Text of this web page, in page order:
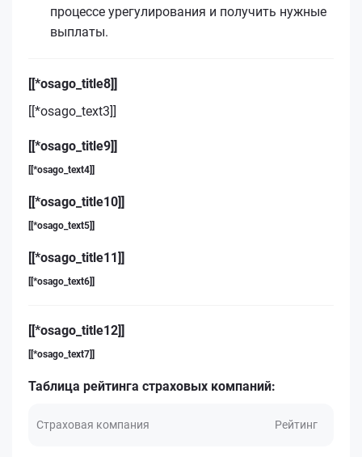
процессе урегулирования и получить нужные
выплаты.
[[*osago_title8]]
[[*osago_text3]]
[[*osago_title9]]
[[*osago_text4]]
[[*osago_title10]]
[[*osago_text5]]
[[*osago_title11]]
[[*osago_text6]]
[[*osago_title12]]
[[*osago_text7]]
Таблица рейтинга страховых компаний:
Страховая компания Рейтинг